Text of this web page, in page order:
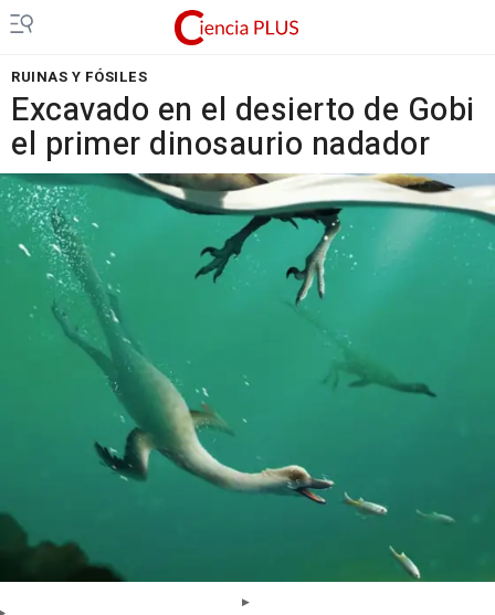
RUINAS Y FÓSILES
Excavado en el desierto de Gobi
el primer dinosaurio nadador